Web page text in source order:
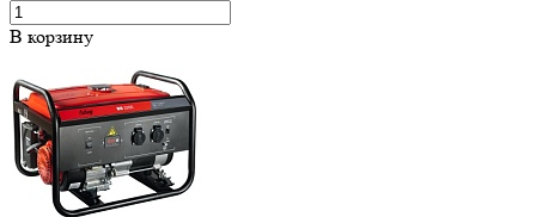
В корзину